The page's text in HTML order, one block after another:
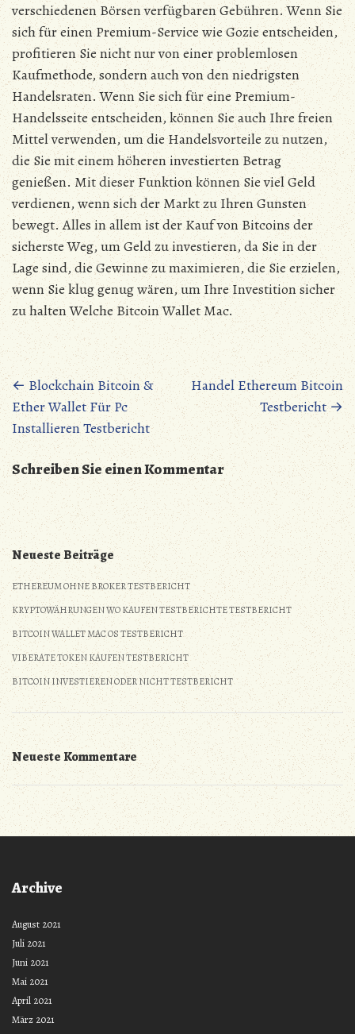
verschiedenen Börsen verfügbaren Gebühren. Wenn Sie
sich für einen Premium-Service wie Gozie entscheiden,
profitieren Sie nicht nur von einer problemlosen
Kaufmethode, sondern auch von den niedrigsten
Handelsraten. Wenn Sie sich für eine Premium-
Handelsseite entscheiden, können Sie auch Ihre freien
Mittel verwenden, um die Handelsvorteile zu nutzen,
die Sie mit einem höheren investierten Betrag
genießen. Mit dieser Funktion können Sie viel Geld
verdienen, wenn sich der Markt zu Ihren Gunsten
bewegt. Alles in allem ist der Kauf von Bitcoins der
sicherste Weg, um Geld zu investieren, da Sie in der
Lage sind, die Gewinne zu maximieren, die Sie erzielen,
wenn Sie klug genug wären, um Ihre Investition sicher
zu halten Welche Bitcoin Wallet Mac.
Posts
navigation
← Blockchain Bitcoin &
Ether Wallet Für Pc
Installieren Testbericht
Handel Ethereum Bitcoin
Testbericht→
Schreiben Sie einen Kommentar
Neueste Beiträge
ETHEREUM OHNE BROKER TESTBERICHT
KRYPTOWÄHRUNGEN WO KAUFEN TESTBERICHTE TESTBERICHT
BITCOIN WALLET MAC OS TESTBERICHT
VIBERATE TOKEN KAUFEN TESTBERICHT
BITCOIN INVESTIEREN ODER NICHT TESTBERICHT
Neueste Kommentare
Archive
August 2021
Juli 2021
Juni 2021
Mai 2021
April 2021
März 2021